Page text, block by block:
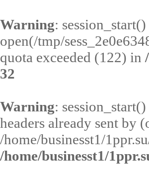
Warning:
open(/tmp/
quota exceeded (122) in
32
Warning:
headers already sent by
/home/businesst1/
/home/businesst1/